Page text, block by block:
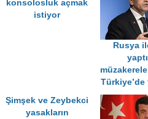
konsolosluk açmak
istiyor
Rusya
Türkiye’de
Şimşek ve Zeybekci
yasakların